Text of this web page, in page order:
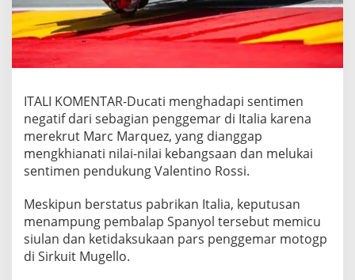
ITALI KOMENTAR-Ducati menghadapi sentimen
negatif dari sebagian penggemar di Italia karena
merekrut Marc Marquez, yang dianggap
mengkhianati nilai-nilai kebangsaan dan melukai
sentimen pendukung Valentino Rossi.
Meskipun berstatus pabrikan Italia, keputusan
menampung pembalap Spanyol tersebut memicu
siulan dan ketidaksukaan pars penggemar motogp
di Sirkuit Mugello.